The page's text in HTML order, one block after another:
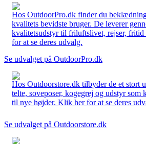
Hos OutdoorPro.dk finder du
kvalitets bevidste bruger. De leverer
kvalitetsudstyr til friluftslivet, rejser,
for at se deres udvalg.
Se udvalget på OutdoorPro.dk
Hos Outdoorstore.dk tilbyder de et stort
telte, soveposer, kogegrej og udstyr som
til nye højder. Klik her for at se deres
Se udvalget på Outdoorstore.dk